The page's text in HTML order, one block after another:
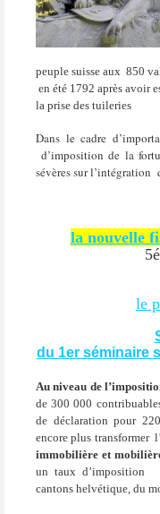
peuple suisse aux 850
en été 1792 après avoir
la prise des tuileries
Dans le cadre
d’imposition de la
sévères sur l’intégration
la nouvelle
le
du 1er séminaire
Au niveau de
de 300 000
de déclaration pour
encore plus transformer
immobilière et
un taux d’imposition
cantons helvétique, du